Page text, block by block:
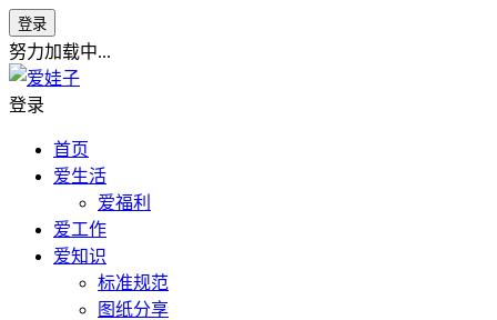
登录
努力加载中...
登录
首页
爱生活
爱福利
爱工作
爱知识
标准规范
图纸分享